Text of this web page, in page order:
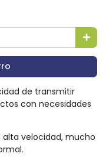
de transmitir
con necesidades
alta velocidad, mucho